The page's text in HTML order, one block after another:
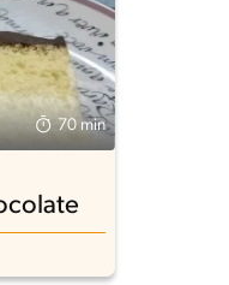
70 min